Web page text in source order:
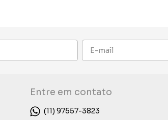
Entre em contato
(11) 97557-3823